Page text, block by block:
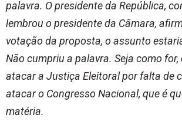
palavra. O presidente da República,
lembrou o presidente da Câmara,
votação da proposta, o assunto
Não cumpriu a palavra. Seja como for,
atacar a Justiça Eleitoral por falta de
atacar o Congresso Nacional, que é
matéria.